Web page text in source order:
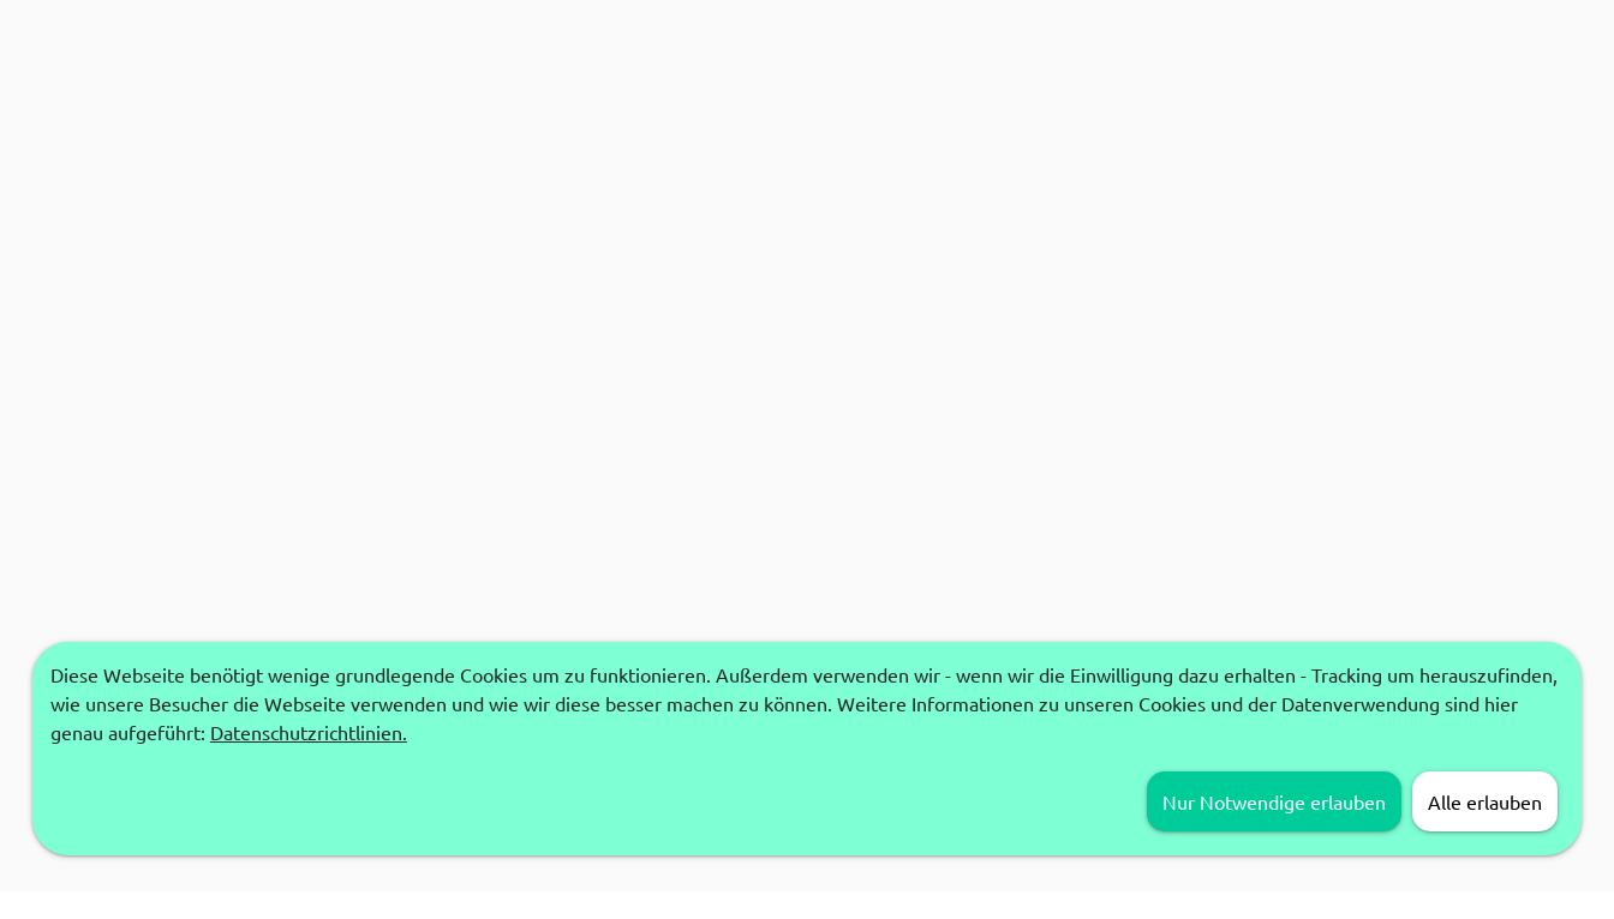
Diese Webseite benötigt wenige grundlegende Cookies um zu funktionieren. Außerdem verwenden wir - wenn wir die Einwilligung dazu erhalten - Tracking um herauszufinden,
wie unsere Besucher die Webseite verwenden und wie wir diese besser machen zu können. Weitere Informationen zu unseren Cookies und der Datenverwendung sind hier
genau aufgeführt: Datenschutzrichtlinien.
Nur Notwendige erlauben Alle erlauben